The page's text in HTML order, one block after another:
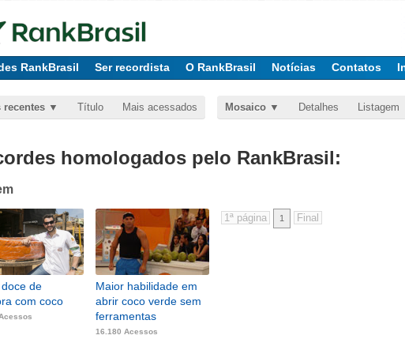
RankBrasil Ser recordista O RankBrasil Notícias Contatos
recentes Título Mais acessados Mosaico Detalhes Listagem
homologados pelo RankBrasil:
de
com coco
Maior habilidade em
abrir coco verde sem
ferramentas
16.180 Acessos
1